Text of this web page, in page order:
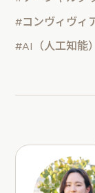
#コンヴィヴィ
#AI（人工知能）